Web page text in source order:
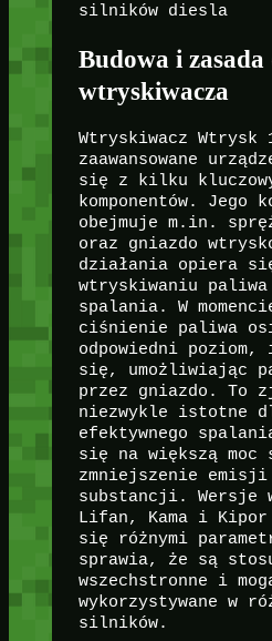
silników diesla
Budowa i zasada
wtryskiwacza
Wtryskiwacz Wtrysk
zaawansowane
się z kilku
komponentów. Jego
obejmuje m.in.
oraz gniazdo
działania opiera
wtryskiwaniu paliwa
spalania. W
ciśnienie paliwa
odpowiedni
się, umożliwiając
przez gniazdo. To
niezwykle istotne
efektywnego
się na większą
zmniejszenie emisji
substancji. Wersje
Lifan, Kama i
się różnymi
sprawia, że są
wszechstronne i
wykorzystywane w
silników.